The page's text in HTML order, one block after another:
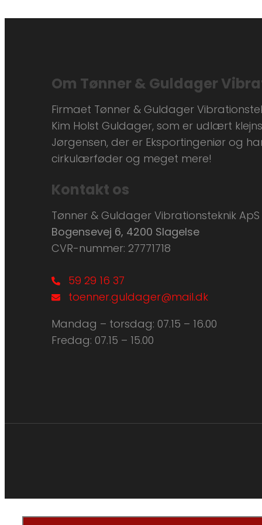
Om Tønner & Guldager
Firmaet Tønner & Guldager
Kim Holst Guldager, som er udlært
Jørgensen, der er Eksportingeniør og
cirkulærføder og meget mere!
Kontakt os
Tønner & Guldager Vibrationsteknik ApS
Bogensevej 6, 4200 Slagelse
CVR-nummer: 27771718
59 29 16 37
toenner.guldager@mail.dk
Mandag – torsdag: ​07.15 – 16.00
Fredag: ​07.15 – 15.00